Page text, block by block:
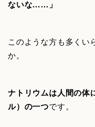
ないな……」
このような方も多くい
か。
ナトリウムは人間の体
ル）の一つです。